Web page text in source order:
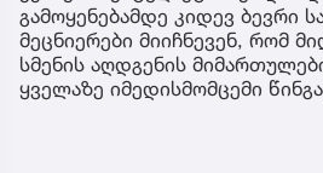
გამოყენებამდე კიდევ ბევრი
მეცნიერები მიიჩნევენ, რომ
სმენის აღდგენის
ყველაზე იმედისმომცემი